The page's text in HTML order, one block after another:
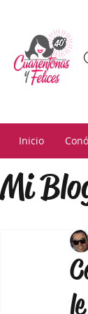
Inicio
Mi